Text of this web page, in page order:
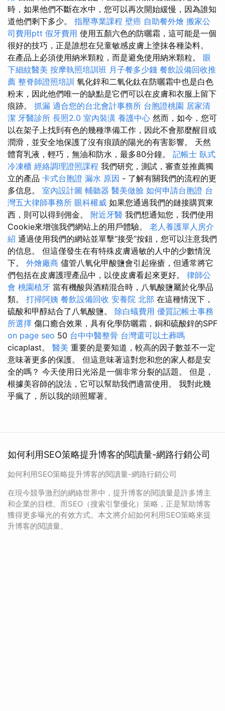
時，如果他們不斷在水中，您可以再次開始緩慢，因為誰知
道他們剩下多少。 指壓專業課程 壁癌 自助餐外燴 搬家公
司費用ptt 假牙費用 使用五顏六色的防曬霜，這可能是一個
很好的技巧，正是誰想在兒童敏感皮膚上塗抹各種染料。
在產品上必須使用納米顆粒，而是避免使用納米顆粒。 眼
下細紋醫美 按摩執照培訓班 月子餐多少錢 餐飲設備回收推
薦 整脊師證照培訓 氧化鋅和二氧化鈦在防曬霜中也是白色
粉末，因此他們唯一的缺點是它們可以在皮膚和衣服上留下
痕跡。 抓漏 適合您的台北會計事務所 台胞證桃園 居家清
潔 牙醫診所 長照2.0 室內裝潢 養護中心 然而，如今，您可
以在架子上找到有色的幾種準備工作，因此不會那麼醒目或
潤滑，並安全地保護了沒有痕蹟的陽光的有害影響。 天然
體育乳液，輕巧，無油和防水，最多80分鐘。 記帳士 臥式
冷凍櫃 經絡調理證照課程 我們研究，測試，審查並推薦獨
立的產品 卡式台胞證 漏水 原因 - 了解有關我們的流程的更
多信息。 室內設計圖 輔聽器 醫美做臉 如何申請台胞證 台
灣五大律師事務所 眼科權威 如果您通過我們的鏈接購買東
西，則可以得到佣金。 附近牙醫 我們想通知您，我們使用
Cookie來增強我們網站上的用戶體驗。 老人養護單人房介
紹 通過使用我們的網站並單擊“接受”按鈕，您可以注意我們
的信息。 但這僅發生在有特殊皮膚過敏的人中的少數情況
下。 外燴廠商 儘管八氧化甲酸鹽會引起痤瘡，但通常將它
們包括在皮膚護理產品中，以使皮膚看起來更好。 律師公
會 桃園植牙 當有機酸與酒精混合時，八氧酸鹽屬於化學品
類。 打掃阿姨 餐飲設備回收 安養院 北部 在這種情況下，
硫酸和甲醇結合了八氧酸鹽。 除白蟻費用 優質記帳士事務
所選擇 傷口癒合效果，具有化學防曬霜，銅和硫酸鋅的SPF
on page seo 50 台中中醫整骨 台灣還可以土葬嗎
cicaplast。 醫美 重要的是要知道，較高的因子數並不一定
意味著更多的保護。 但這意味著這對您和您的家人都是安
全的嗎？ 今天使用日光浴是一個非常分裂的話題。 但是，
根據美容師的說法，它可以幫助我們適當使用。 我對此幾
乎瘋了，所以我的頭照耀著。
如何利用SEO策略提升博客的閱讀量-網路行銷公司
如何利用SEO策略提升博客的閱讀量-網路行銷公司
在現今競爭激烈的網絡世界中，提升博客的閱讀量是許多博主
和企業的目標。而SEO（搜索引擎優化）策略，正是幫助博客
獲得更多曝光的有效方式。本文將介紹如何利用SEO策略來提
升博客的閱讀量。